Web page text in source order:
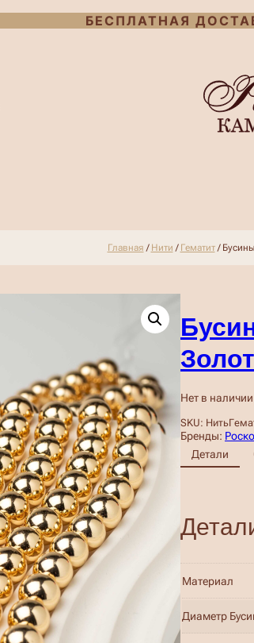
БЕСПЛАТНАЯ
Главная / Нити / Гематит/
Нет в наличии
SKU:
Бренды:
Детали
Материал
Диаметр